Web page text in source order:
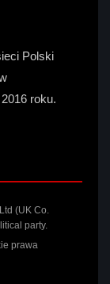
Polski
roku.
(UK Co.
party.
prawa